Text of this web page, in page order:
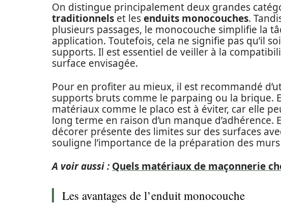
On distingue principalement deux grandes
traditionnels et lesenduits monocouches.
plusieurs passages, le monocouche simplifie la
application. Toutefois, cela ne signifie pas qu’il
supports. Il est essentiel de veiller à la
surface envisagée.
Pour en profiter au mieux, il est recommandé
supports bruts comme le parpaing ou la brique.
matériaux comme le placo est à éviter, car elle
long terme en raison d’un manque d’adhérence.
décorer présente des limites sur des surfaces
souligne l’importance de la préparation des
A voir aussi : Quels matériaux de maçonnerie
Les avantages de l’enduit monocouche